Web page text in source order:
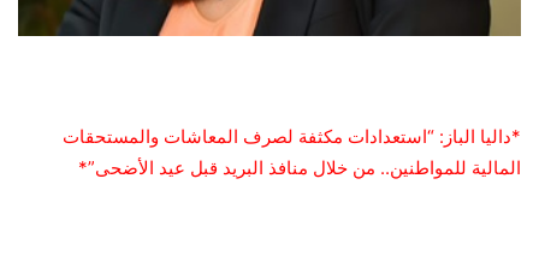
*داليا الباز: “استعدادات مكثفة لصرف المعاشات والمستحقات
المالية للمواطنين.. من خلال منافذ البريد قبل عيد الأضحى”*